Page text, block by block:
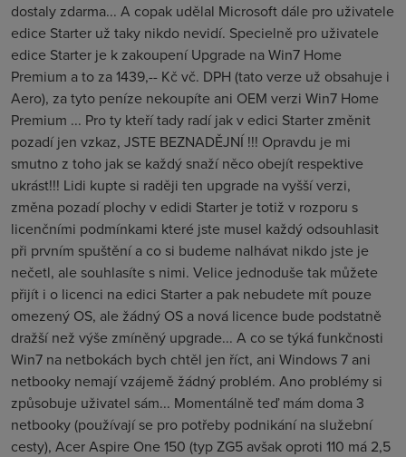
dostaly zdarma... A copak udělal Microsoft dále pro uživatele
edice Starter už taky nikdo nevidí. Specielně pro uživatele
edice Starter je k zakoupení Upgrade na Win7 Home
Premium a to za 1439,-- Kč vč. DPH (tato verze už obsahuje i
Aero), za tyto peníze nekoupíte ani OEM verzi Win7 Home
Premium ... Pro ty kteří tady radí jak v edici Starter změnit
pozadí jen vzkaz, JSTE BEZNADĚJNÍ !!! Opravdu je mi
smutno z toho jak se každý snaží něco obejít respektive
ukrást!!! Lidi kupte si raději ten upgrade na vyšší verzi,
změna pozadí plochy v edidi Starter je totiž v rozporu s
licenčními podmínkami které jste musel každý odsouhlasit
při prvním spuštění a co si budeme nalhávat nikdo jste je
nečetl, ale souhlasíte s nimi. Velice jednoduše tak můžete
přijít i o licenci na edici Starter a pak nebudete mít pouze
omezený OS, ale žádný OS a nová licence bude podstatně
dražší než výše zmíněný upgrade... A co se týká funkčnosti
Win7 na netbokách bych chtěl jen říct, ani Windows 7 ani
netbooky nemají vzájemě žádný problém. Ano problémy si
způsobuje uživatel sám... Momentálně teď mám doma 3
netbooky (používají se pro potřeby podnikání na služební
cesty), Acer Aspire One 150 (typ ZG5 avšak oproti 110 má 2,5